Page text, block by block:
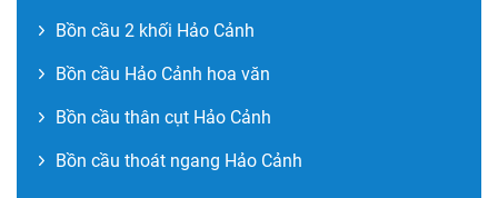
Bồn cầu 2 khối Hảo Cảnh
Bồn cầu Hảo Cảnh hoa văn
Bồn cầu thân cụt Hảo Cảnh
Bồn cầu thoát ngang Hảo Cảnh